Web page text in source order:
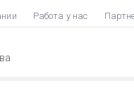
Работа у нас